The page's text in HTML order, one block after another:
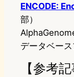
ENCODE:
部）
データベー
【参考記